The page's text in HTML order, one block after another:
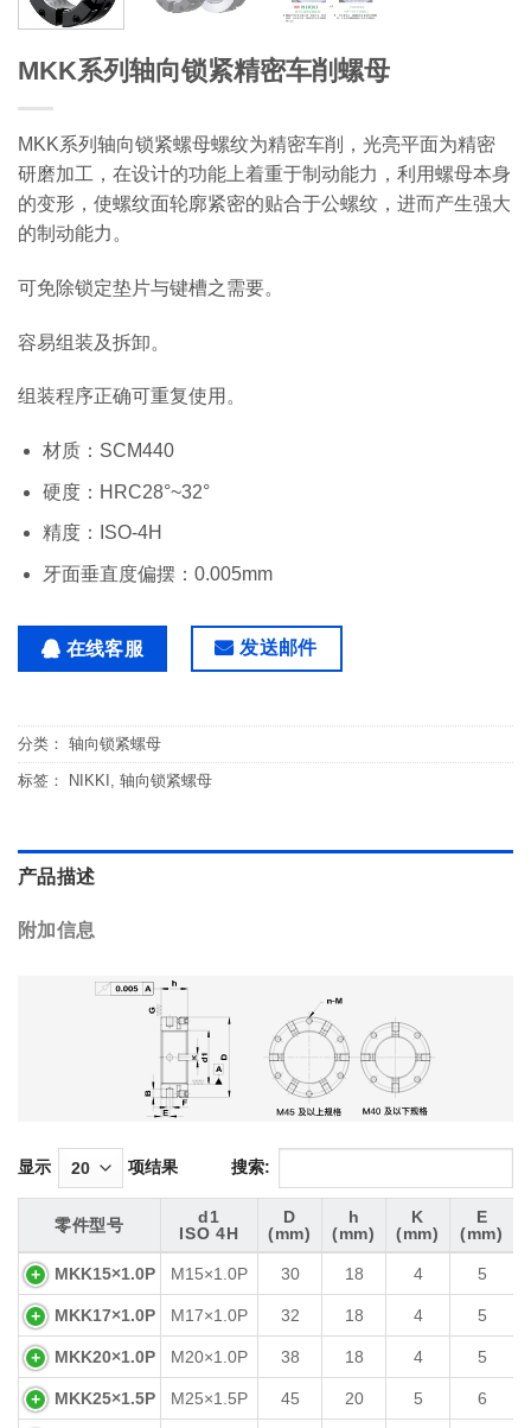
MKK系列轴向锁紧精密车削螺母
MKK系列轴向锁紧螺母螺纹为精密车削，光亮平面为精密
研磨加工，在设计的功能上着重于制动能力，利用螺母本身
的变形，使螺纹面轮廓紧密的贴合于公螺纹，进而产生强大
的制动能力。
可免除锁定垫片与键槽之需要。
容易组装及拆卸。
组装程序正确可重复使用。
材质：SCM440
硬度：HRC28°~32°
精度：ISO-4H
牙面垂直度偏摆：0.005mm
在线客服 发送邮件
分类： 轴向锁紧螺母
标签： NIKKI , 轴向锁紧螺母
产品描述
附加信息
显示 项结果 搜索:
零件型号
d1
ISO 4H
D
(mm)
h
(mm)
K
(mm)
E
(mm)
ISO 4H
(mm)
(mm)
(mm)
(mm)
MKK15×1.0P M15×1.0P 30 18 4 5
MKK17×1.0P M17×1.0P 32 18 4 5
MKK20×1.0P M20×1.0P 38 18 4 5
MKK25×1.5P M25×1.5P 45 20 5 6